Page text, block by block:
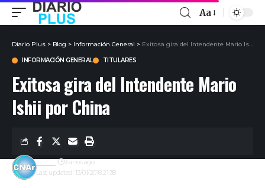
Aa
Diario Plus > Blog > Información General > Exitosa gira del Intendente Mario Ishii por China
INFORMACIÓN GENERAL TITULARES
Exitosa gira del Intendente Mario
Ishii por China
Last updated: 13/01/2018 21:38
admin 9 años ago